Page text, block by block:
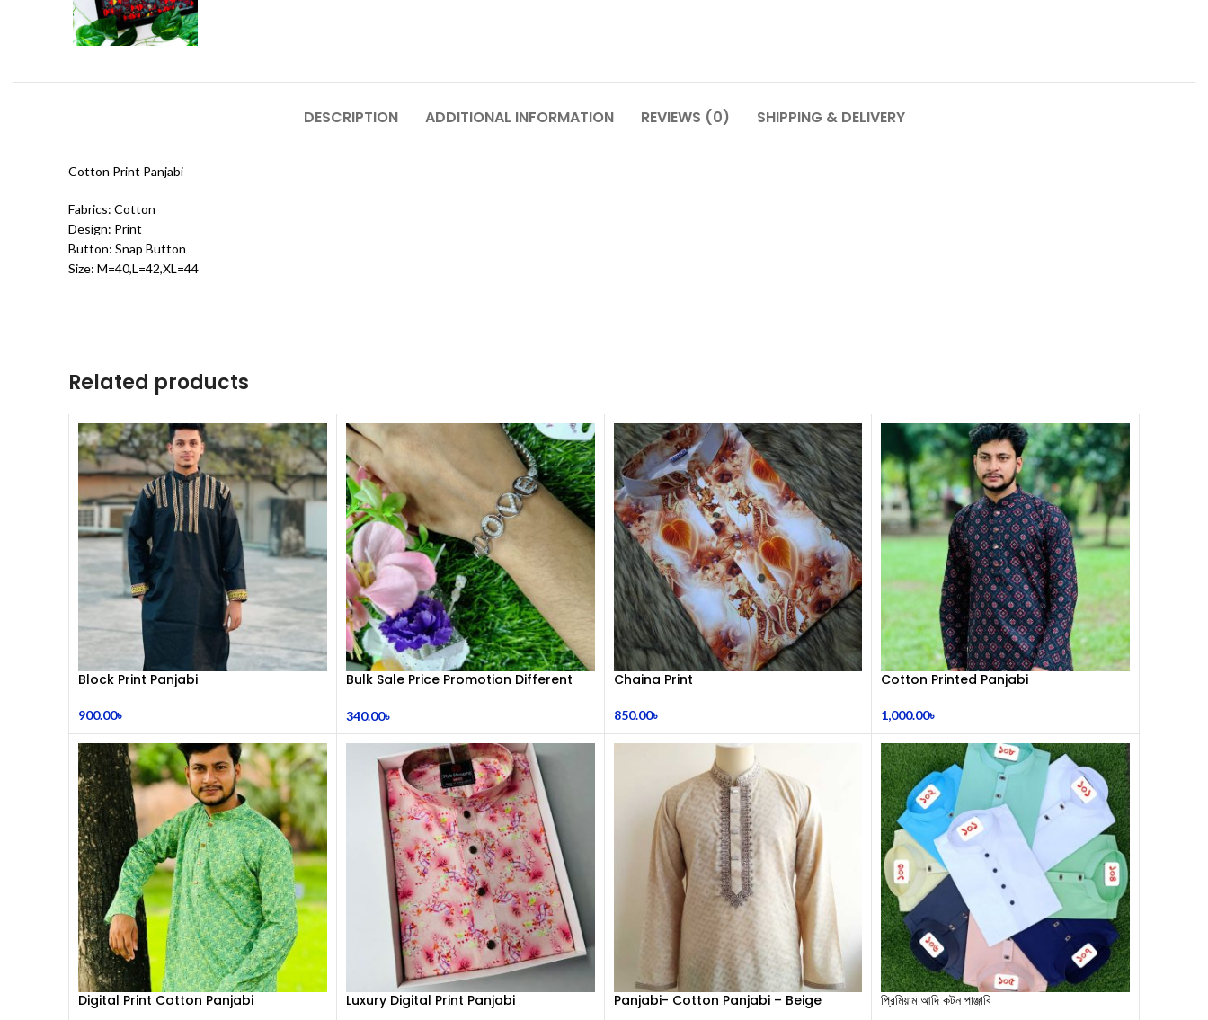
DESCRIPTION ADDITIONAL INFORMATION REVIEWS (0) SHIPPING & DELIVERY
Cotton Print Panjabi
Fabrics: Cotton
Design: Print
Button: Snap Button
Size: M=40,L=42,XL=44
Related products
Block Print Panjabi
900.00৳
Bulk Sale Price Promotion Different
Code : MS 9456
340.00৳
Chaina Print
850.00৳
Cotton Printed Panjabi
1,000.00৳
Digital Print Cotton Panjabi Luxury Digital Print Panjabi
Panjabi- Cotton Panjabi – Beige
প্রিমিয়াম আদি কটন পাঞ্জাবি